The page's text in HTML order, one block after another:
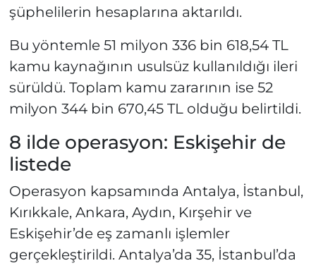
şüphelilerin hesaplarına aktarıldı.
Bu yöntemle 51 milyon 336 bin 618,54 TL
kamu kaynağının usulsüz kullanıldığı ileri
sürüldü. Toplam kamu zararının ise 52
milyon 344 bin 670,45 TL olduğu belirtildi.
8 ilde operasyon: Eskişehir de
listede
Operasyon kapsamında Antalya, İstanbul,
Kırıkkale, Ankara, Aydın, Kırşehir ve
Eskişehir’de eş zamanlı işlemler
gerçekleştirildi. Antalya’da 35, İstanbul’da